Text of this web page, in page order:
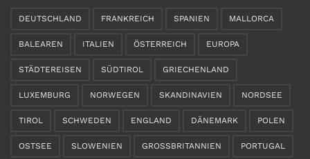
DEUTSCHLAND FRANKREICH SPANIEN MALLORCA
BALEAREN ITALIEN ÖSTERREICH EUROPA
STÄDTEREISEN SÜDTIROL GRIECHENLAND
LUXEMBURG NORWEGEN SKANDINAVIEN NORDSEE
TIROL SCHWEDEN ENGLAND DÄNEMARK POLEN
OSTSEE SLOWENIEN GROSSBRITANNIEN PORTUGAL